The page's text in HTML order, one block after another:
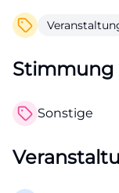
Stimmung
Sonstige